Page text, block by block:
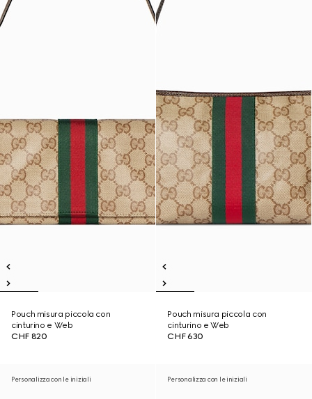
Pouch misura piccola con
cinturino e Web
CHF 820
Pouch misura piccola con
cinturino e Web
CHF 630
Personalizza con le iniziali Personalizza con le iniziali